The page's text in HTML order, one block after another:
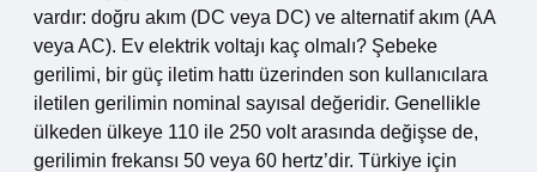
vardır: doğru akım (DC veya DC) ve alternatif akım (AA
veya AC). Ev elektrik voltajı kaç olmalı? Şebeke
gerilimi, bir güç iletim hattı üzerinden son kullanıcılara
iletilen gerilimin nominal sayısal değeridir. Genellikle
ülkeden ülkeye 110 ile 250 volt arasında değişse de,
gerilimin frekansı 50 veya 60 hertz’dir. Türkiye için